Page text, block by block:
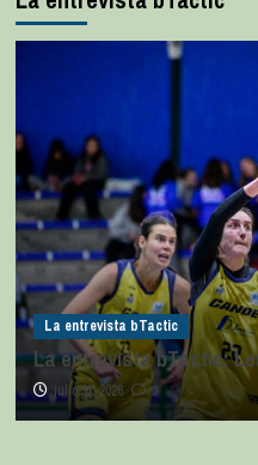
La entrevista bTactic
La entrevista bTactic:
julio 11, 2026 0